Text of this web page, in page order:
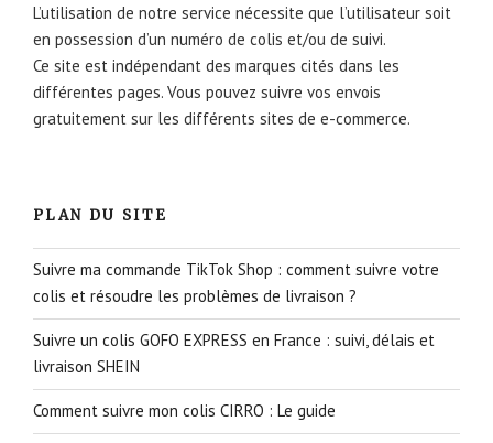
L’utilisation de notre service nécessite que l’utilisateur soit
en possession d’un numéro de colis et/ou de suivi.
Ce site est indépendant des marques cités dans les
différentes pages. Vous pouvez suivre vos envois
gratuitement sur les différents sites de e-commerce.
PLAN DU SITE
Suivre ma commande TikTok Shop : comment suivre votre
colis et résoudre les problèmes de livraison ?
Suivre un colis GOFO EXPRESS en France : suivi, délais et
livraison SHEIN
Comment suivre mon colis CIRRO : Le guide